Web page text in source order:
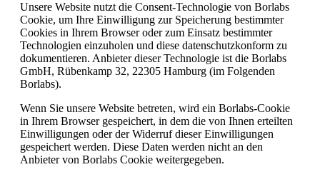
Unsere Website nutzt die Consent-Technologie von Borlabs
Cookie, um Ihre Einwilligung zur Speicherung bestimmter
Cookies in Ihrem Browser oder zum Einsatz bestimmter
Technologien einzuholen und diese datenschutzkonform zu
dokumentieren. Anbieter dieser Technologie ist die Borlabs
GmbH, Rübenkamp 32, 22305 Hamburg (im Folgenden
Borlabs).
Wenn Sie unsere Website betreten, wird ein Borlabs-Cookie
in Ihrem Browser gespeichert, in dem die von Ihnen erteilten
Einwilligungen oder der Widerruf dieser Einwilligungen
gespeichert werden. Diese Daten werden nicht an den
Anbieter von Borlabs Cookie weitergegeben.